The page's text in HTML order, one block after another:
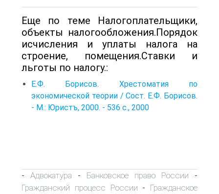
Еще по теме Налогоплательщики,
объекты налогообложения.Порядок
исчисления и уплаты налога на
строение, помещения.Ставки и
льготы по налогу.:
Е.Ф. Борисов. Хрестоматия по
экономической теории / Сост. Е.Ф. Борисов.
- М.: Юристъ, 2000. - 536 с., 2000
- Адвокатура - Банковское право России -
Гражданский процесс России - Гражданское